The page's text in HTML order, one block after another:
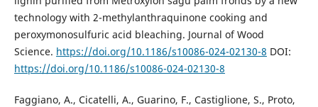
technology with 2-methylanthraquinone cooking and
peroxymonosulfuric acid bleaching. Journal of Wood
Science. https://doi.org/10.1186/s10086-024-02130-8 DOI:
https://doi.org/10.1186/s10086-024-02130-8
Faggiano, A., Cicatelli, A., Guarino, F., Castiglione, S., Proto,